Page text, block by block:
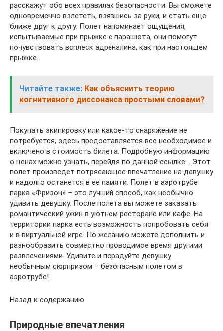
расскажут обо всех правилах безопасности. Вы сможете
одновременно взлететь, взявшись за руки, и стать еще
ближе друг к другу. Полет напоминает ощущения,
испытываемые при прыжке с парашюта, они помогут
почувствовать всплеск адреналина, как при настоящем
прыжке.
Читайте также: Как объяснить теорию
когнитивного диссонанса простыми словами?
Покупать экипировку или какое-то снаряжение не
потребуется, здесь предоставляется все необходимое и
включено в стоимость билета. Подробную информацию
о ценах можно узнать, перейдя по данной ссылке: . Этот
полет произведет потрясающее впечатление на девушку
и надолго останется в ее памяти. Полет в аэротрубе
парка «Фризон» – это лучший способ, как необычно
удивить девушку. После полета вы можете заказать
романтический ужин в уютном ресторане или кафе. На
территории парка есть возможность попробовать себя
и в виртуальной игре. По желанию можете дополнить и
разнообразить совместно проводимое время другими
развлечениями. Удивите и порадуйте девушку
необычным сюрпризом – безопасным полетом в
аэротрубе!
Назад к содержанию
Природные впечатления